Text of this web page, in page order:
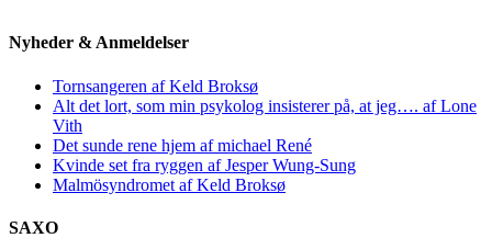
Nyheder & Anmeldelser
Tornsangeren af Keld Broksø
Alt det lort, som min psykolog insisterer på, at jeg…. af Lone
Vith
Det sunde rene hjem af michael René
Kvinde set fra ryggen af Jesper Wung-Sung
Malmösyndromet af Keld Broksø
SAXO